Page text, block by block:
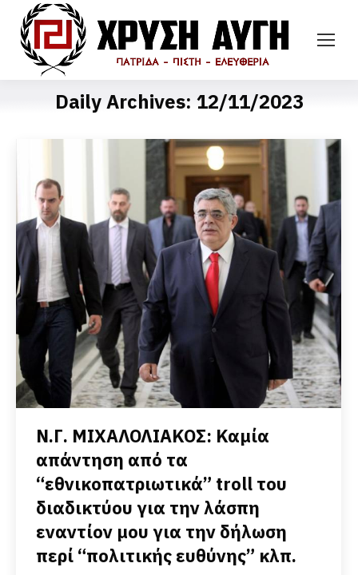
Daily Archives: 12/11/2023
Ν.Γ. ΜΙΧΑΛΟΛΙΑΚΟΣ: Καμία
απάντηση από τα
“εθνικοπατριωτικά” troll του
διαδικτύου για την λάσπη
εναντίον μου για την δήλωση
περί “πολιτικής ευθύνης” κλπ.